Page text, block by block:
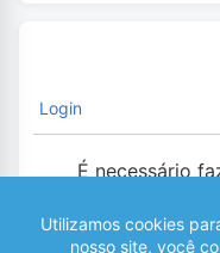
Login
É necessário
COMENTÁRIOS